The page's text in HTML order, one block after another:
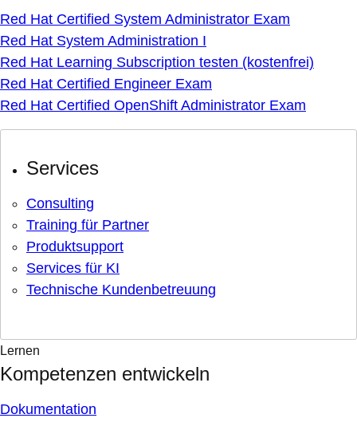
Red Hat Certified System Administrator Exam
Red Hat System Administration I
Red Hat Learning Subscription testen (kostenfrei)
Red Hat Certified Engineer Exam
Red Hat Certified OpenShift Administrator Exam
Services
Consulting
Training für Partner
Produktsupport
Services für KI
Technische Kundenbetreuung
Lernen
Kompetenzen entwickeln
Dokumentation